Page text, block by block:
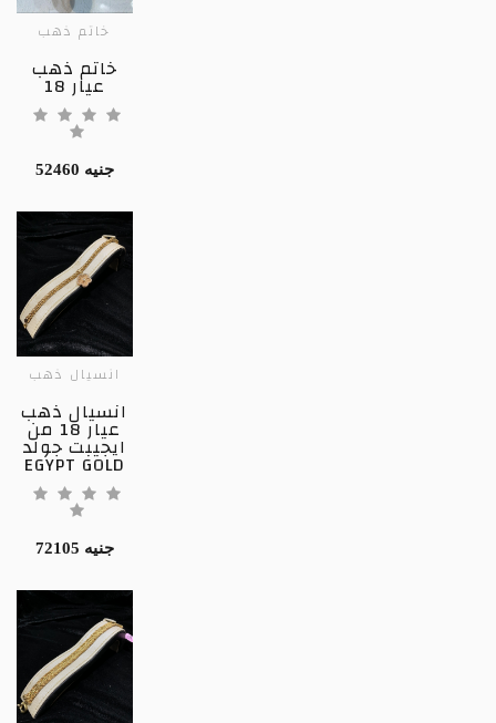
خاتم ذهب
خاتم ذهب
عيار 18
52460 جنيه
انسيال ذهب
انسيال ذهب
عيار 18 من
ايجيبت جولد
EGYPT GOLD
72105 جنيه